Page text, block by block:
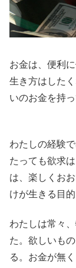
お金は、便利
生き方はした
いのお金を持
わたしの経験
たっても欲求
は、楽しくお
けが生きる目
わたしは常々
た。欲しいも
る。お金が無